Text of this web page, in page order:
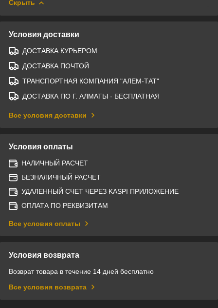
Скрыть
Условия доставки
ДОСТАВКА КУРЬЕРОМ
ДОСТАВКА ПОЧТОЙ
ТРАНСПОРТНАЯ КОМПАНИЯ "АЛЕМ-ТАТ"
ДОСТАВКА ПО Г. АЛМАТЫ - БЕСПЛАТНАЯ
Все условия доставки
Условия оплаты
НАЛИЧНЫЙ РАСЧЕТ
БЕЗНАЛИЧНЫЙ РАСЧЕТ
УДАЛЕННЫЙ СЧЕТ ЧЕРЕЗ KASPI ПРИЛОЖЕНИЕ
ОПЛАТА ПО РЕКВИЗИТАМ
Все условия оплаты
Условия возврата
Возврат товара в течение 14 дней бесплатно
Все условия возврата